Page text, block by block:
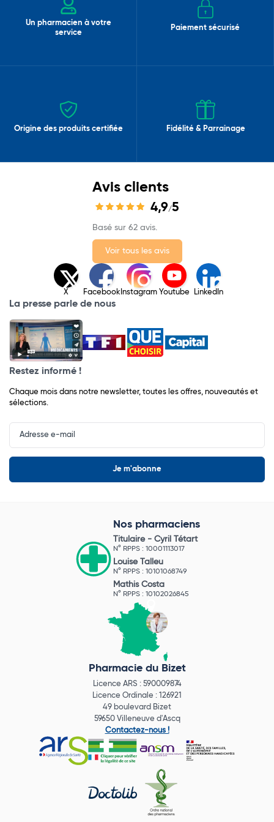
Un pharmacien à votre
service
Paiement sécurisé
Origine des produits certifiée Fidélité & Parrainage
Avis clients
4,9/5
Basé sur 62 avis.
Voir tous les avis
X Facebook Instagram Youtube LinkedIn
La presse parle de nous
Restez informé !
Chaque mois dans notre newsletter, toutes les offres, nouveautés et
sélections.
Input
Newsletter
Nos pharmaciens
Titulaire - Cyril Tétart
N° RPPS : 10001113017
Louise Talleu
N° RPPS : 10101068749
Mathis Costa
N° RPPS : 10102026845
Pharmacie du Bizet
Licence ARS : 590009874
Licence Ordinale : 126921
49 boulevard Bizet
59650 Villeneuve d'Ascq
Contactez-nous !